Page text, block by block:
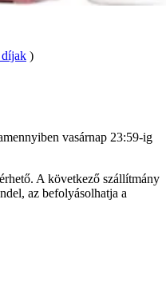
díjak )
vasárnap 23:59-ig
A következő szállítmány
az befolyásolhatja a